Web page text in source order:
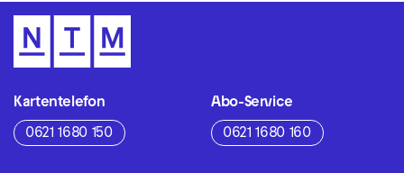
Kartentelefon
0621 1680 150
Abo-Service
0621 1680 160